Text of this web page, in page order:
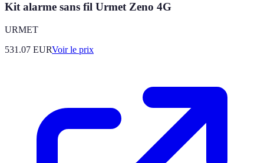
Kit alarme sans fil Urmet Zeno 4G
URMET
531.07 EURVoir le prix